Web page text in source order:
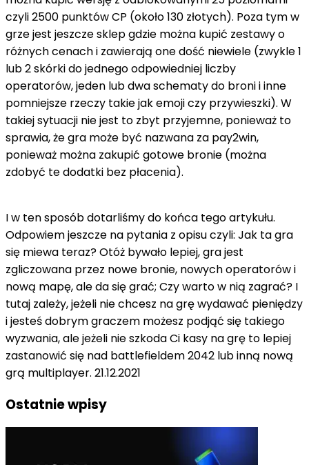
czyli 2500 punktów CP (około 130 złotych). Poza tym w
grze jest jeszcze sklep gdzie można kupić zestawy o
różnych cenach i zawierają one dość niewiele (zwykle 1
lub 2 skórki do jednego odpowiedniej liczby
operatorów, jeden lub dwa schematy do broni i inne
pomniejsze rzeczy takie jak emoji czy przywieszki). W
takiej sytuacji nie jest to zbyt przyjemne, ponieważ to
sprawia, że gra może być nazwana za pay2win,
ponieważ można zakupić gotowe bronie (można
zdobyć te dodatki bez płacenia).
I w ten sposób dotarliśmy do końca tego artykułu.
Odpowiem jeszcze na pytania z opisu czyli: Jak ta gra
się miewa teraz? Otóż bywało lepiej, gra jest
zgliczowana przez nowe bronie, nowych operatorów i
nową mapę, ale da się grać; Czy warto w nią zagrać? I
tutaj zależy, jeżeli nie chcesz na grę wydawać pieniędzy
i jesteś dobrym graczem możesz podjąć się takiego
wyzwania, ale jeżeli nie szkoda Ci kasy na grę to lepiej
zastanowić się nad battlefieldem 2042 lub inną nową
grą multiplayer. 21.12.2021
Ostatnie wpisy